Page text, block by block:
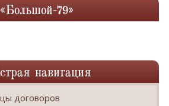
«Большой-79»
навигация
договоров